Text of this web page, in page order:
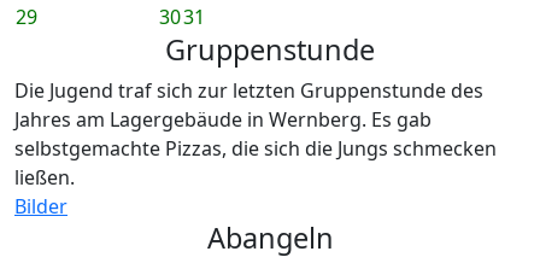
29
3031
Gruppenstunde
Die Jugend traf sich zur letzten Gruppenstunde des
Jahres am Lagergebäude in Wernberg. Es gab
selbstgemachte Pizzas, die sich die Jungs schmecken
ließen.
Bilder
Abangeln